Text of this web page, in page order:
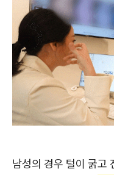
남성의 경우 털이 굵고